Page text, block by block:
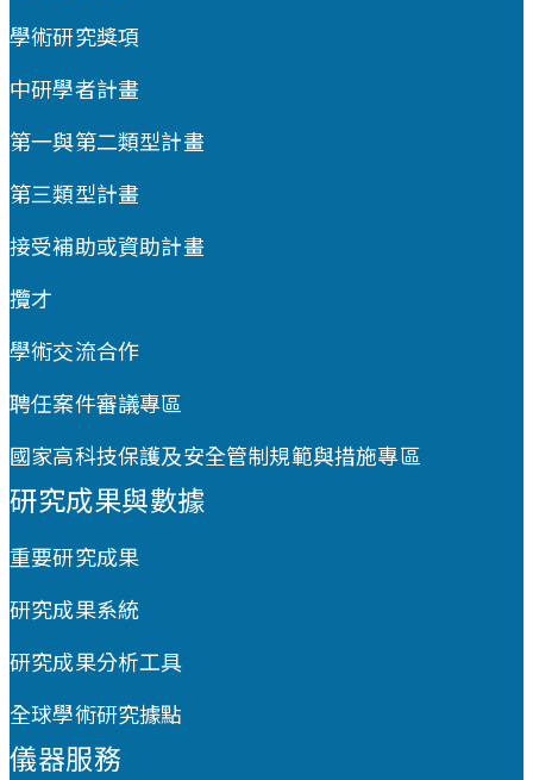
學術研究獎項
中研學者計畫
第一與第二類型計畫
第三類型計畫
接受補助或資助計畫
攬才
學術交流合作
聘任案件審議專區
國家高科技保護及安全管制規範與措施專區
研究成果與數據
重要研究成果
研究成果系統
研究成果分析工具
全球學術研究據點
儀器服務